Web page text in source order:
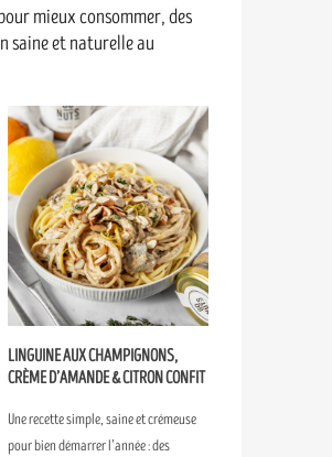
mieux consommer, des
saine et naturelle au
LINGUINE AUX CHAMPIGNONS,
CRÈME D’AMANDE & CITRON CONFIT
Une recette simple, saine et crémeuse
pour bien démarrer l’année : des